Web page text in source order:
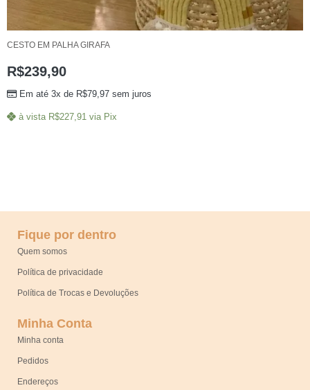
CESTO EM PALHA GIRAFA
R$239,90
Em até 3x de R$79,97 sem juros
à vista R$227,91 via Pix
Fique por dentro
Quem somos
Política de privacidade
Política de Trocas e Devoluções
Minha Conta
Minha conta
Pedidos
Endereços